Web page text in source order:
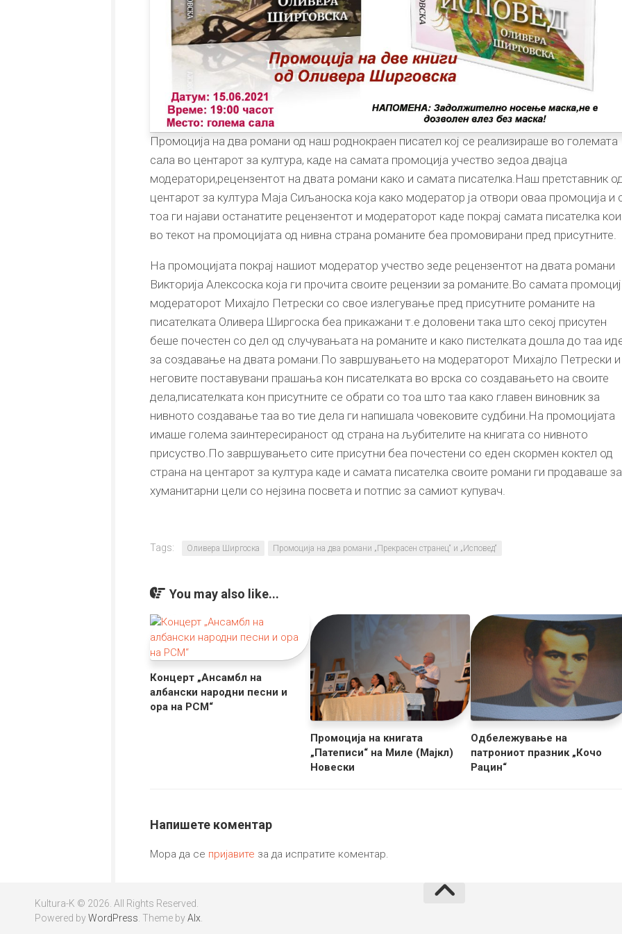
Промоција на два романи од наш роднокраен писател кој се реализираше во големата
сала во центарот за култура, каде на самата промоција учество зедоа двајца
модератори,рецензентот на двата романи како и самата писателка.Наш претставник
центарот за култура Маја Сиљаноска која како модератор ја отвори оваа промоција и
тоа ги најави останатите рецензентот и модераторот каде покрај самата писателка кои
во текот на промоцијата од нивна страна романите беа промовирани пред присутните.
На промоцијата покрај нашиот модератор учество зеде рецензентот на двата романи
Викторија Алексоска која ги прочита своите рецензии за романите.Во самата
модераторот Михајло Петрески со свое излегување пред присутните романите на
писателката Оливера Ширгоска беа прикажани т.е доловени така што секој присутен
беше почестен со дел од случувањата на романите и како пистелката дошла до таа
за создавање на двата романи.По завршувањето на модераторот Михајло Петрески и
неговите поставувани прашања кон писателката во врска со создавањето на своите
дела,писателката кон присутните се обрати со тоа што таа како главен виновник за
нивното создавање таа во тие дела ги напишала човековите судбини.На промоцијата
имаше голема заинтересираност од страна на љубителите на книгата со нивното
присуство.По завршувањето сите присутни беа почестени со еден скормен коктел од
страна на центарот за култура каде и самата писателка своите романи ги продаваше за
хуманитарни цели со нејзина посвета и потпис за самиот купувач.
Tags: Оливера Ширгоска Промоција на два романи „Прекрасен странец“ и „Исповед“
You may also like...
Концерт „Ансамбл на
албански народни песни и
ора на РСМ“
Промоција на книгата
„Патеписи“ на Миле (Мајкл)
Новески
Одбележување на
патрониот празник „Кочо
Рацин“
Напишете коментар
Мора да се пријавите за да испратите коментар.
Kultura-K © 2026. All Rights Reserved.
Powered byWordPress. Theme byAlx.